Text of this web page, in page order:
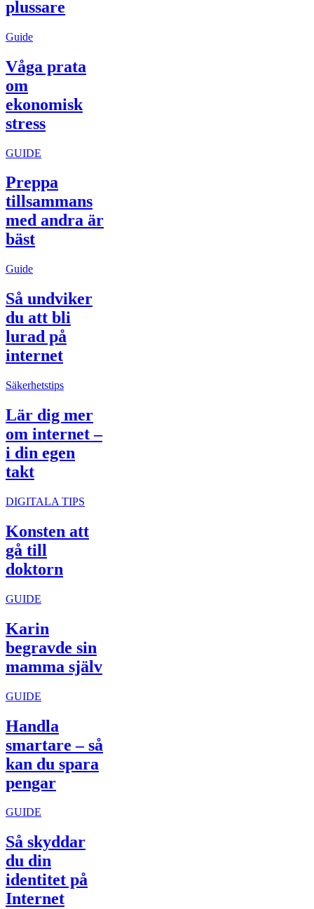
plussare
Guide
Våga prata
om
ekonomisk
stress
GUIDE
Preppa
tillsammans
med andra är
bäst
Guide
Så undviker
du att bli
lurad på
internet
Säkerhetstips
Lär dig mer
om internet –
i din egen
takt
DIGITALA TIPS
Konsten att
gå till
doktorn
GUIDE
Karin
begravde sin
mamma själv
GUIDE
Handla
smartare – så
kan du spara
pengar
GUIDE
Så skyddar
du din
identitet på
Internet